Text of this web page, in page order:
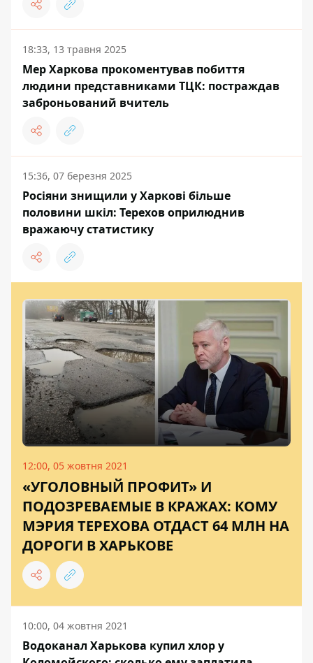
18:33, 13 травня 2025
Мер Харкова прокоментував побиття
людини представниками ТЦК: постраждав
заброньований вчитель
15:36, 07 березня 2025
Росіяни знищили у Харкові більше
половини шкіл: Терехов оприлюднив
вражаючу статистику
12:00, 05 жовтня 2021
«УГОЛОВНЫЙ ПРОФИТ» И
ПОДОЗРЕВАЕМЫЕ В КРАЖАХ: КОМУ
МЭРИЯ ТЕРЕХОВА ОТДАСТ 64 МЛН НА
ДОРОГИ В ХАРЬКОВЕ
10:00, 04 жовтня 2021
Водоканал Харькова купил хлор у